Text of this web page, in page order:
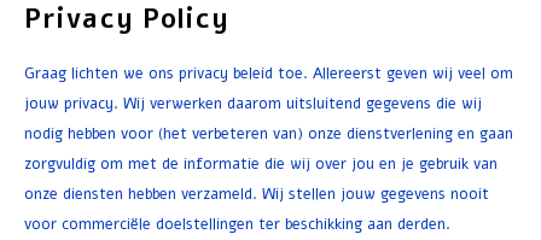
Witte
Bier
Druivensap
Warm Drinken
Koek en Cake
Snoep en Snacks Snoep
Sauzen en Kruiden
Parfum en Zeep
Olie
Badzout
Nederlands
Deutsch
English
Privacy Policy
Graag lichten we ons privacy beleid toe. Allereerst geven wij veel om
jouw privacy. Wij verwerken daarom uitsluitend gegevens die wij
nodig hebben voor (het verbeteren van) onze dienstverlening en gaan
zorgvuldig om met de informatie die wij over jou en je gebruik van
onze diensten hebben verzameld. Wij stellen jouw gegevens nooit
voor commerciële doelstellingen ter beschikking aan derden.